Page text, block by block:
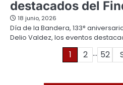
destacados del
18 junio, 2026
Día de la Bandera, 133°
Delio Valdez, los eventos
Paginación1 2 … 52